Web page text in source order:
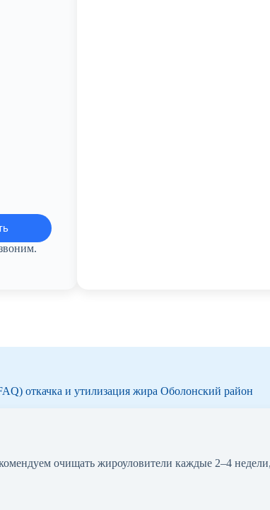
откачка и утилизация жира Оболонский район
очищать жироуловители каждые 2–4